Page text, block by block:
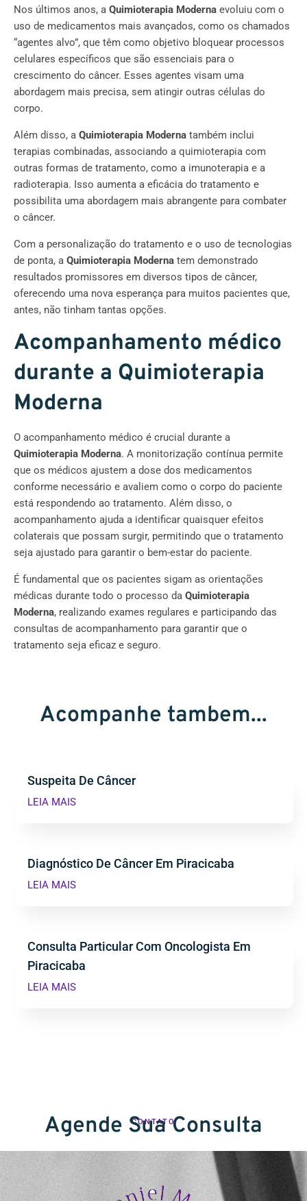
Nos últimos anos, a Quimioterapia Moderna evoluiu com o
uso de medicamentos mais avançados, como os chamados
“agentes alvo”, que têm como objetivo bloquear processos
celulares específicos que são essenciais para o
crescimento do câncer. Esses agentes visam uma
abordagem mais precisa, sem atingir outras células do
corpo.
Além disso, a Quimioterapia Moderna também inclui
terapias combinadas, associando a quimioterapia com
outras formas de tratamento, como a imunoterapia e a
radioterapia. Isso aumenta a eficácia do tratamento e
possibilita uma abordagem mais abrangente para combater
o câncer.
Com a personalização do tratamento e o uso de tecnologias
de ponta, a Quimioterapia Moderna tem demonstrado
resultados promissores em diversos tipos de câncer,
oferecendo uma nova esperança para muitos pacientes que,
antes, não tinham tantas opções.
Acompanhamento médico
durante a Quimioterapia
Moderna
O acompanhamento médico é crucial durante a
Quimioterapia Moderna. A monitorização contínua permite
que os médicos ajustem a dose dos medicamentos
conforme necessário e avaliem como o corpo do paciente
está respondendo ao tratamento. Além disso, o
acompanhamento ajuda a identificar quaisquer efeitos
colaterais que possam surgir, permitindo que o tratamento
seja ajustado para garantir o bem-estar do paciente.
É fundamental que os pacientes sigam as orientações
médicas durante todo o processo da Quimioterapia
Moderna, realizando exames regulares e participando das
consultas de acompanhamento para garantir que o
tratamento seja eficaz e seguro.
Acompanhe tambem...
Suspeita De Câncer
LEIA MAIS
Diagnóstico De Câncer Em Piracicaba
LEIA MAIS
Consulta Particular Com Oncologista Em
Piracicaba
LEIA MAIS
CONTATO
Agende Sua Consulta